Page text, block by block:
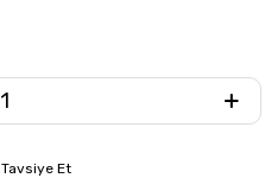
Tavsiye Et